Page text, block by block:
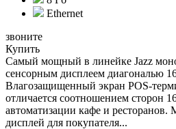
Ethernet
звоните
Купить
Самый мощный в линейке Jazz
сенсорным дисплеем диагональю
Влагозащищенный экран POS-
отличается соотношением сторон
автоматизации кафе и ресторанов.
дисплей для покупателя...